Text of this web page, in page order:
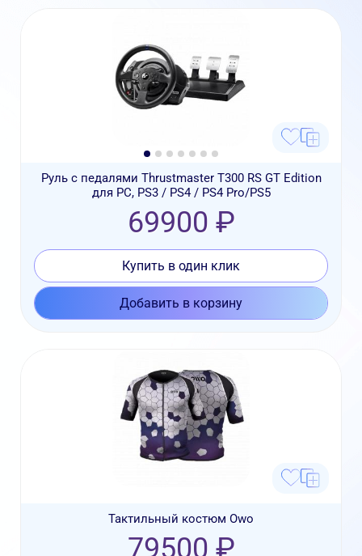
Руль с педалями Thrustmaster T300 RS GT Edition
для PC, PS3 / PS4 / PS4 Pro/PS5
69900 ₽
Купить в один клик
Добавить в корзину
Тактильный костюм Owo
79500 ₽